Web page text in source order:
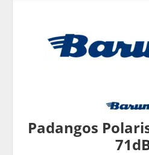
Padangos